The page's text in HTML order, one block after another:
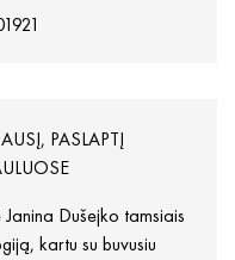
PASLAPTĮ
Dušejko tamsiais
kartu su buvusiu